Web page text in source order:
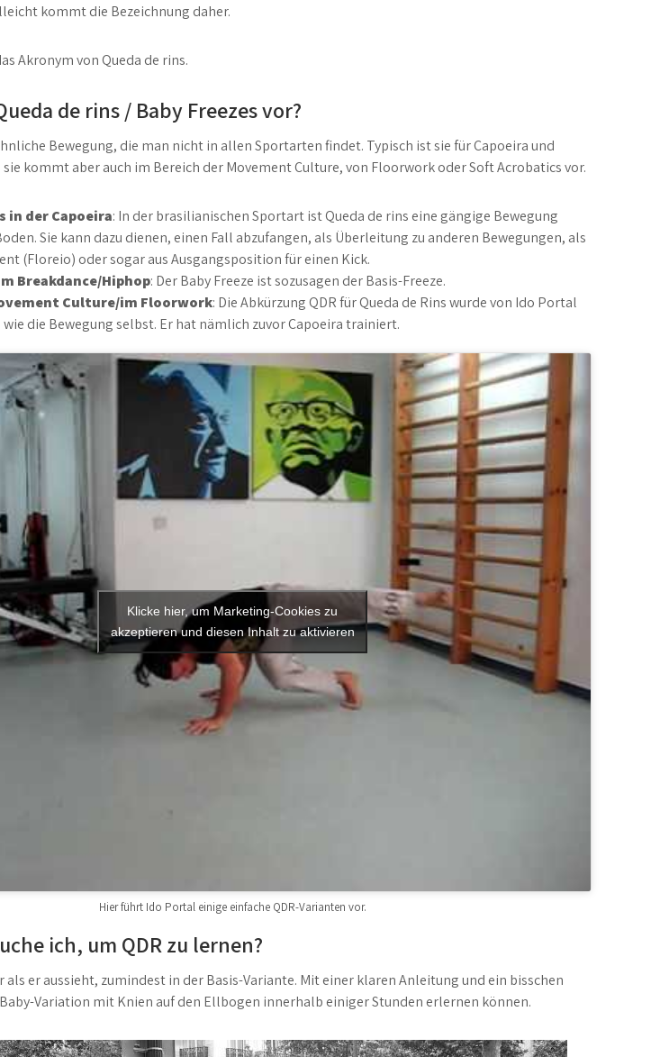
kommt die Bezeichnung daher.
Akronym von Queda de rins.
de rins / Baby Freezes vor?
Bewegung, die man nicht in allen Sportarten findet. Typisch ist sie für Capoeira und
kommt aber auch im Bereich der Movement Culture, von Floorwork oder Soft Acrobatics vor.
in der Capoeira: In der brasilianischen Sportart ist Queda de rins eine gängige Bewegung
Sie kann dazu dienen, einen Fall abzufangen, als Überleitung zu anderen Bewegungen, als
(Floreio) oder sogar aus Ausgangsposition für einen Kick.
Breakdance/Hiphop: Der Baby Freeze ist sozusagen der Basis-Freeze.
Culture/im Floorwork: Die Abkürzung QDR für Queda de Rins wurde von Ido Portal
die Bewegung selbst. Er hat nämlich zuvor Capoeira trainiert.
Klicke hier, um Marketing-Cookies zu
akzeptieren und diesen Inhalt zu aktivieren
Hier führt Ido Portal einige einfache QDR-Varianten vor.
ich, um QDR zu lernen?
als er aussieht, zumindest in der Basis-Variante. Mit einer klaren Anleitung und ein bisschen
Variation mit Knien auf den Ellbogen innerhalb einiger Stunden erlernen können.